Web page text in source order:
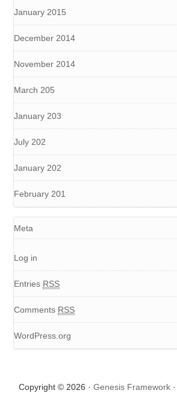
January 2015
December 2014
November 2014
March 205
January 203
July 202
January 202
February 201
Meta
Log in
Entries RSS
Comments RSS
WordPress.org
Copyright © 2026 · Genesis Framework·